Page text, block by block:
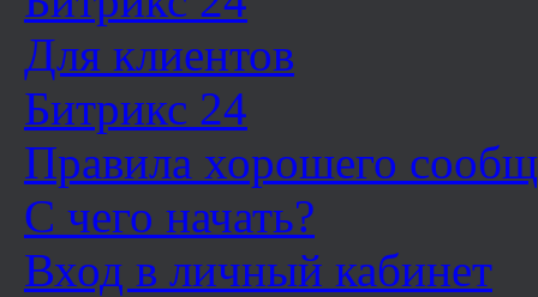
Для клиентов
Битрикс 24
Правила хорошего
С чего начать?
Вход в личный кабинет